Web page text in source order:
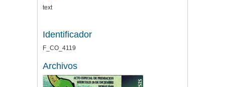
text
Identificador
F_CO_4119
Archivos